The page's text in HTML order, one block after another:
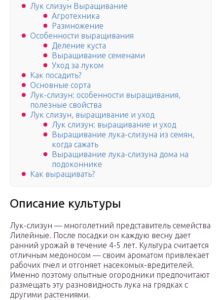
Лук слизун Выращивание
Агротехника
Размножение
Особенности выращивания
Деление куста
Выращивание семенами
Уход за луком
Как посадить?
Основные сорта
Лук-слизун: особенности выращивания,
полезные свойства
Лук слизун, выращивание и уход
Лук слизун: выращивание и уход
Выращивание лука-слизуна из семян,
когда сажать
Выращивание лука-слизуна дома на
подоконнике
Как выращивать?
Описание культуры
Лук-слизун — многолетний представитель семейства
Лилейные. После посадки он каждую весну дает
ранний урожай в течение 4-5 лет. Культура считается
отличным медоносом — своим ароматом привлекает
рабочих пчел и отгоняет насекомых-вредителей.
Именно поэтому опытные огородники предпочитают
размещать эту разновидность лука на грядках с
другими растениями.